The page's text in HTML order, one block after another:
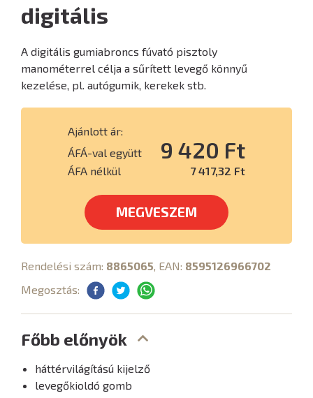
digitális
A digitális gumiabroncs fúvató pisztoly
manométerrel célja a sűrített levegő könnyű
kezelése, pl. autógumik, kerekek stb.
Ajánlott ár:
ÁFÁ-val együtt
9 420 Ft
ÁFA nélkül 7 417,32 Ft
MEGVESZEM
Rendelési szám: 8865065 , EAN: 8595126966702
Megosztás:
Főbb előnyök
háttérvilágítású kijelző
levegőkioldó gomb